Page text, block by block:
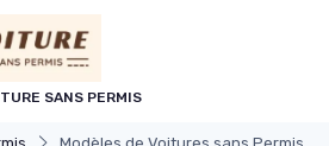
SANS PERMIS